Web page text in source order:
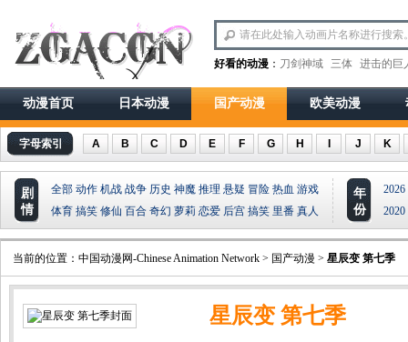
好看的动漫 ： 刀剑神域 三体 进击的巨
动漫首页 日本动漫 国产动漫 欧美动漫
字母索引 A B C D E F G H J K
剧
情
全部 动作 机战 战争 历史 神魔 推理 悬疑 冒险 热血 游戏
体育 搞笑 修仙 百合 奇幻 萝莉 恋爱 后宫 搞笑 里番 真人
年
份
2026
2020
当前的位置： 中国动漫网-Chinese Animation Network > 国产动漫 > 星辰变 第七季
星辰变 第七季